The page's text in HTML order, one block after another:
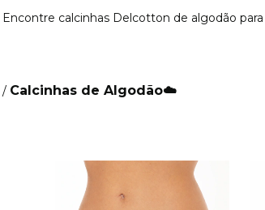
Encontre calcinhas Delcotton de algodão
/ Calcinhas de Algodão☁️